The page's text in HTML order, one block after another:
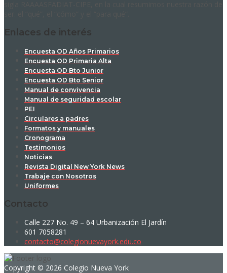
Enlaces de interés
Encuesta OD Años Primarios
Encuesta OD Primaria Alta
Encuesta OD Bto Junior
Encuesta OD Bto Senior
Manual de convivencia
Manual de seguridad escolar
PEI
Circulares a padres
Formatos y manuales
Cronograma
Testimonios
Noticias
Revista Digital New York News
Trabaje con Nosotros
Uniformes
Contacto
Calle 227 No. 49 – 64 Urbanización El Jardín
601 7058281
contacto@colegionuevayork.edu.co
Copyright © 2026 Colegio Nueva York